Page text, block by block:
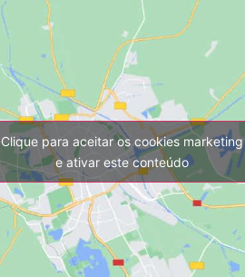
Clique para aceitar os cookies marketing
e ativar este conteúdo